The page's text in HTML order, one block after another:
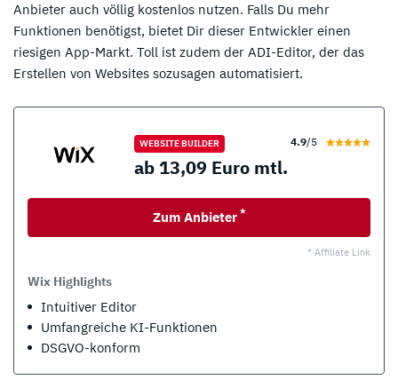
Anbieter auch völlig kostenlos nutzen. Falls Du mehr
Funktionen benötigst, bietet Dir dieser Entwickler einen
riesigen App-Markt. Toll ist zudem der ADI-Editor, der das
Erstellen von Websites sozusagen automatisiert.
WEBSITE BUILDER 4.9/5
ab 13,09 Euro mtl.
Zum Anbieter *
* Affiliate Link
Wix Highlights
Intuitiver Editor
Umfangreiche KI-Funktionen
DSGVO-konform